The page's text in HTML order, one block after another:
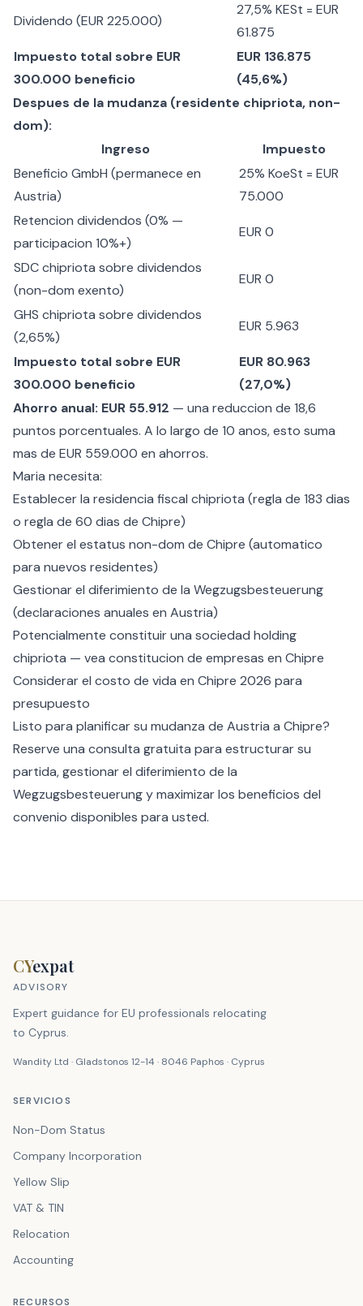
Dividendo (EUR 225.000)
27,5% KESt = EUR
61.875
Impuesto total sobre EUR
300.000 beneficio
EUR 136.875
(45,6%)
Despues de la mudanza (residente chipriota, non-
dom):
Ingreso
Impuesto
Beneficio GmbH (permanece en
Austria)
25% KoeSt = EUR
75.000
Retencion dividendos (0% —
participacion 10%+)
EUR 0
SDC chipriota sobre dividendos
(non-dom exento)
EUR 0
GHS chipriota sobre dividendos
(2,65%)
EUR 5.963
Impuesto total sobre EUR
300.000 beneficio
EUR 80.963
(27,0%)
Ahorro anual: EUR 55.912 — una reduccion de 18,6
puntos porcentuales. A lo largo de 10 anos, esto suma
mas de EUR 559.000 en ahorros.
Maria necesita:
Establecer la residencia fiscal chipriota (regla de 183 dias
o regla de 60 dias de Chipre)
Obtener el estatus non-dom de Chipre (automatico
para nuevos residentes)
Gestionar el diferimiento de la Wegzugsbesteuerung
(declaraciones anuales en Austria)
Potencialmente constituir una sociedad holding
chipriota — vea constitucion de empresas en Chipre
Considerar el costo de vida en Chipre 2026 para
presupuesto
Listo para planificar su mudanza de Austria a Chipre?
Reserve una consulta gratuita para estructurar su
partida, gestionar el diferimiento de la
Wegzugsbesteuerung y maximizar los beneficios del
convenio disponibles para usted.
CYexpat
ADVISORY
Expert guidance for EU professionals relocating
to Cyprus.
Wandity Ltd · Gladstonos 12-14 · 8046 Paphos · Cyprus
SERVICIOS
Non-Dom Status
Company Incorporation
Yellow Slip
VAT & TIN
Relocation
Accounting
RECURSOS